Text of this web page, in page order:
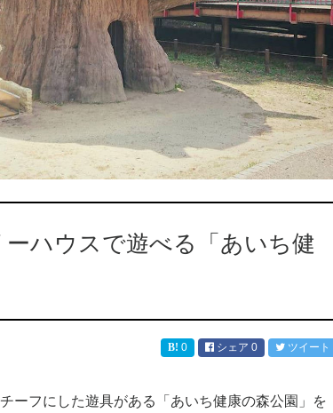
ーハウスで遊べる「あいち健
0 シェア 0 ツイート
ーフにした遊具がある「あいち健康の森公園」を